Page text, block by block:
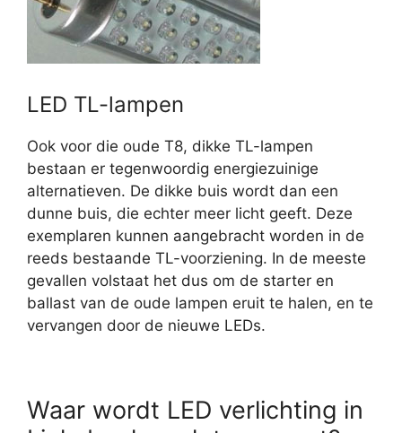
LED TL-lampen
Ook voor die oude T8, dikke TL-lampen
bestaan er tegenwoordig energiezuinige
alternatieven. De dikke buis wordt dan een
dunne buis, die echter meer licht geeft. Deze
exemplaren kunnen aangebracht worden in de
reeds bestaande TL-voorziening. In de meeste
gevallen volstaat het dus om de starter en
ballast van de oude lampen eruit te halen, en te
vervangen door de nieuwe LEDs.
Waar wordt LED verlichting in